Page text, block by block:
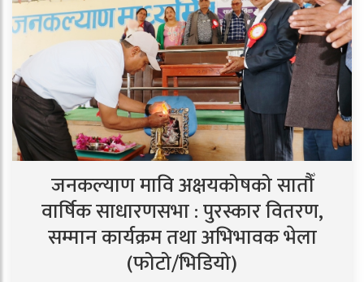
जनकल्याण मावि अक्षयकोषको सातौँ
वार्षिक साधारणसभा : पुरस्कार वितरण,
सम्मान कार्यक्रम तथा अभिभावक भेला
(फोटो/भिडियो)